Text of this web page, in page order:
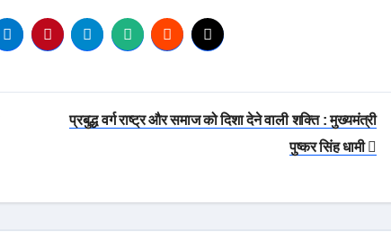
प्रबुद्ध वर्ग राष्ट्र और समाज को दिशा देने वाली शक्ति : मुख्यमंत्री
पुष्कर सिंह धामी